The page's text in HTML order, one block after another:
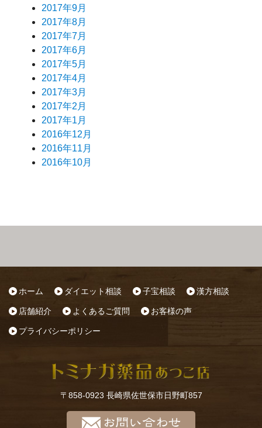
2017年9月
2017年8月
2017年7月
2017年6月
2017年5月
2017年4月
2017年3月
2017年2月
2017年1月
2016年12月
2016年11月
2016年10月
ホーム ダイエット相談 子宝相談 漢方相談
店舗紹介 よくあるご質問 お客様の声
プライバシーポリシー
〒858-0923 長崎県佐世保市日野町857